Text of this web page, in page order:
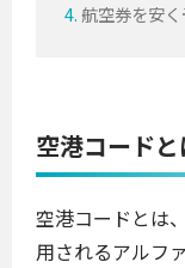
航空券を安
空港コード
空港コードとは
用されるアルフ